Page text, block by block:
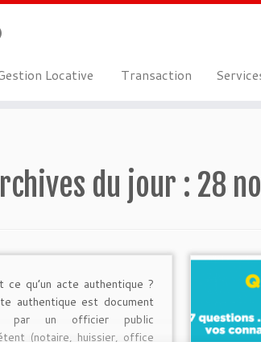
Locative Transaction
du jour : 28
ce qu’un acte authentique ?
authentique est document
par un officier public
(notaire, huissier, office